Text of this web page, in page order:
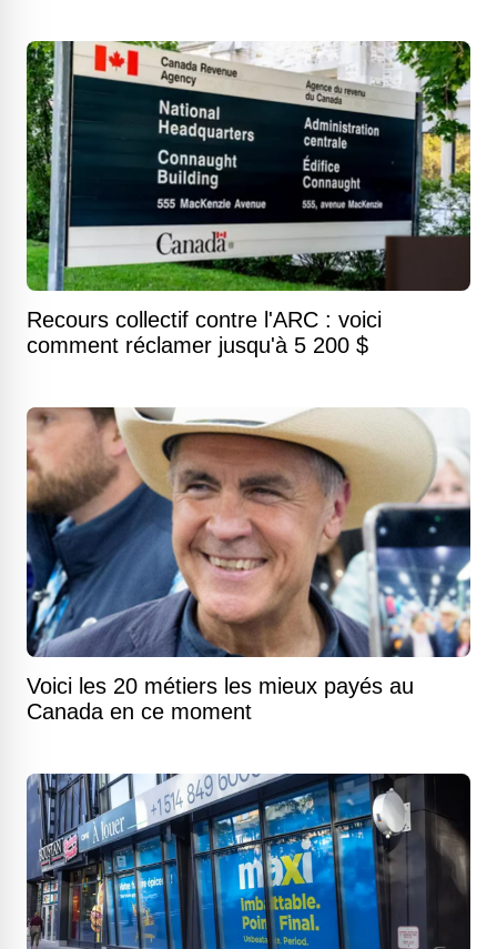
Recours collectif contre l'ARC : voici
comment réclamer jusqu'à 5 200 $
Voici les 20 métiers les mieux payés au
Canada en ce moment